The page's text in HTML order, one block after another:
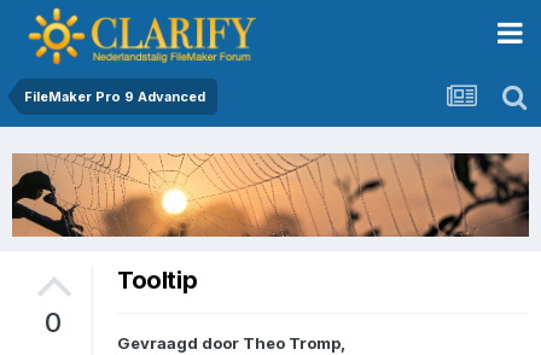
FileMaker Pro 9 Advanced
0
Tooltip
Gevraagd door Theo Tromp